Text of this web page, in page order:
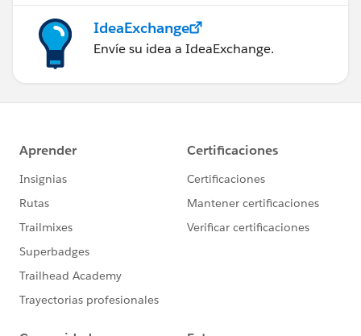
IdeaExchange
Envíe su idea a IdeaExchange.